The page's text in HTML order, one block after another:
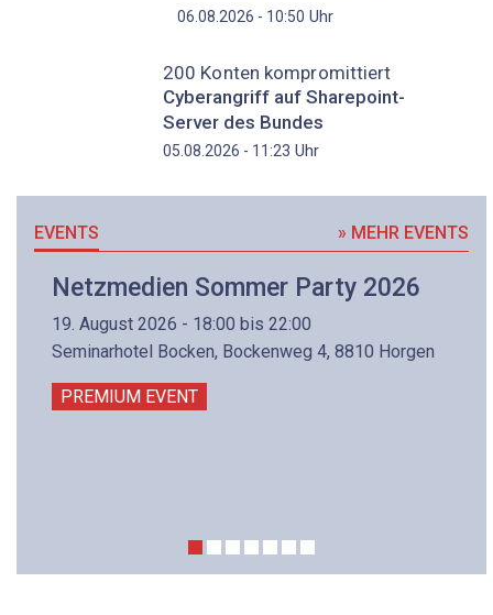
06.08.2026 - 10:50 Uhr
200 Konten kompromittiert
Cyberangriff auf Sharepoint-
Server des Bundes
05.08.2026 - 11:23 Uhr
EVENTS » MEHR EVENTS
Netzmedien Sommer Party 2026
19. August 2026 - 18:00 bis 22:00
Seminarhotel Bocken, Bockenweg 4, 8810 Horgen
PREMIUM EVENT